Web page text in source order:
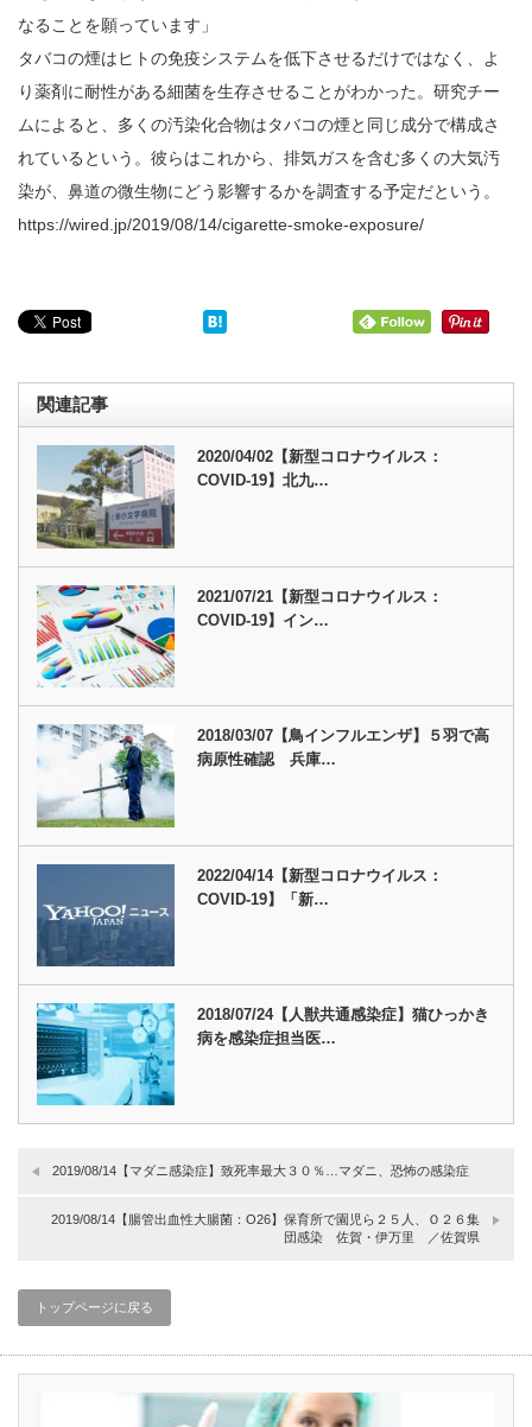
なることを願っています」
タバコの煙はヒトの免疫システムを低下させるだけではなく、よ
り薬剤に耐性がある細菌を生存させることがわかった。研究チー
ムによると、多くの汚染化合物はタバコの煙と同じ成分で構成さ
れているという。彼らはこれから、排気ガスを含む多くの大気汚
染が、鼻道の微生物にどう影響するかを調査する予定だという。
https://wired.jp/2019/08/14/cigarette-smoke-exposure/
関連記事
2020/04/02【新型コロナウイルス：
COVID-19】北九…
2021/07/21【新型コロナウイルス：
COVID-19】イン…
2018/03/07【鳥インフルエンザ】５羽で高
病原性確認 兵庫…
2022/04/14【新型コロナウイルス：
COVID-19】「新…
2018/07/24【人獣共通感染症】猫ひっかき
病を感染症担当医…
2019/08/14【マダニ感染症】致死率最大３０％…マダニ、恐怖の感染症
2019/08/14【腸管出血性大腸菌：O26】保育所で園児ら２５人、Ｏ２６集
団感染 佐賀・伊万里 ／佐賀県
トップページに戻る